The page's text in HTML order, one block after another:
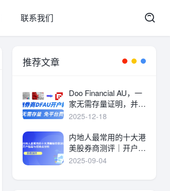
联系我们
推荐文章
Doo Financial AU，一
家无需存量证明，并且
港美股终身免平台费的
2025-12-18
内地人最常用的十大港
美股券商测评｜开户指
南与优缺点分析
2025-09-04